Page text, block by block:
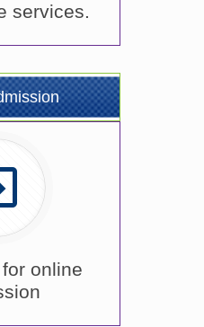
services.
online